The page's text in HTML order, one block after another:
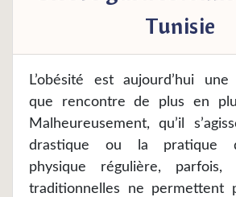
Tunisie
L’obésité est aujourd’hui
que rencontre de plus en
Malheureusement, qu’il
drastique ou la pratique
physique régulière, parfois,
traditionnelles ne permettent